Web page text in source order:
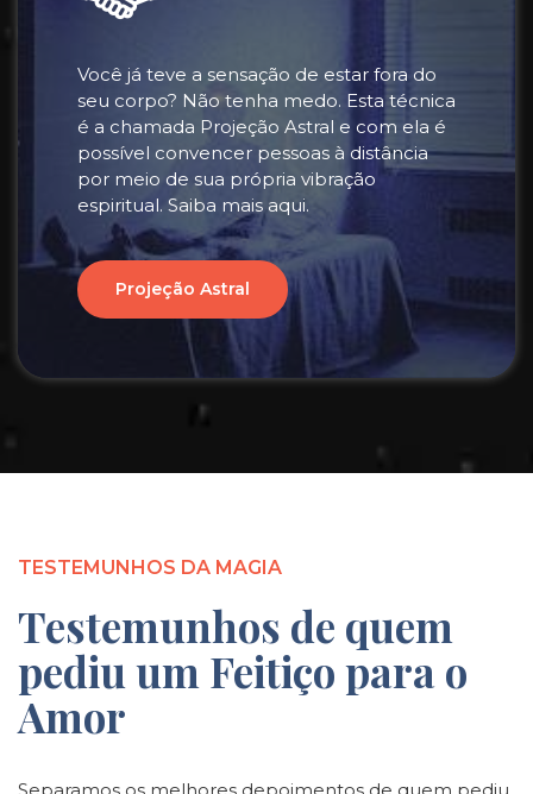
Você já teve a sensação de estar fora do
seu corpo? Não tenha medo. Esta técnica
é a chamada Projeção Astral e com ela é
possível convencer pessoas à distância
por meio de sua própria vibração
espiritual. Saiba mais aqui.
Projeção Astral
TESTEMUNHOS DA MAGIA
Testemunhos de quem
pediu um Feitiço para o
Amor